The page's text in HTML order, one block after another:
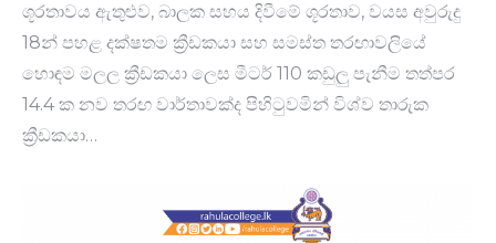
ශූරතාවය ඇතුළුව, බාලක සහය දිවීමේ ශූරතා​ව, වයස අවුරුදු
18න් පහළ දක්ෂතම ක්‍රීඩකයා සහ සමස්ත තරඟාවලියේ
හොඳම මලල ක්‍රීඩකයා ලෙස මීටර් 110 කඩුලු පැනී​ම තත්පර
14.4 ක නව තරඟ වාර්තාවක්ද පිහිටුවමින් විශ්ව තාරුක
ක්‍රීඩකයා…